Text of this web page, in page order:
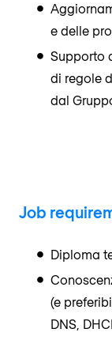
e delle
Supporto
di regole
dal
Job
Diploma
(e
DNS,